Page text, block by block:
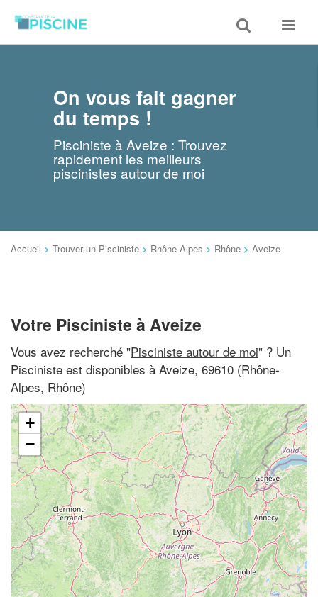
Toggle
search
Toggle
On vous fait gagner
du temps !
Pisciniste à Aveize : Trouvez
rapidement les meilleurs
piscinistes autour de moi
Accueil > Trouver un Pisciniste > Rhône-Alpes > Rhône > Aveize
Votre Pisciniste à Aveize
Vous avez recherché "Pisciniste autour de moi" ? Un
Pisciniste est disponibles à Aveize, 69610 (Rhône-
Alpes, Rhône)
+
−